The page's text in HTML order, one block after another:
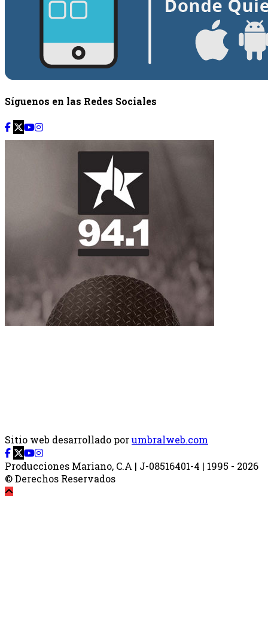
Síguenos en las Redes Sociales
Sitio web desarrollado porumbralweb.com
Producciones Mariano, C.A | J-08516401-4 | 1995 - 2026
© Derechos Reservados